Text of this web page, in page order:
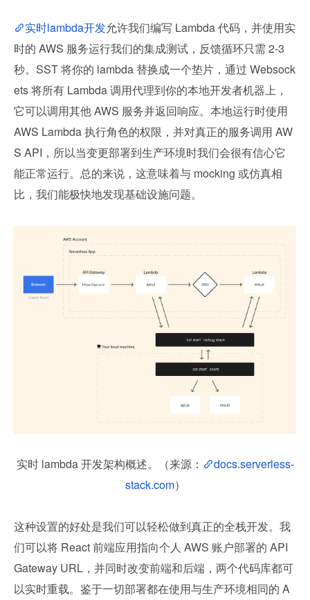
实时lambda开发允许我们编写 Lambda 代码，并使用实
时的 AWS 服务运行我们的集成测试，反馈循环只需 2-3
秒。SST 将你的 lambda 替换成一个垫片，通过 Websock
ets 将所有 Lambda 调用代理到你的本地开发者机器上，
它可以调用其他 AWS 服务并返回响应。本地运行时使用
AWS Lambda 执行角色的权限，并对真正的服务调用 AW
S API，所以当变更部署到生产环境时我们会很有信心它
能正常运行。总的来说，这意味着与 mocking 或仿真相
比，我们能极快地发现基础设施问题。
实时 lambda 开发架构概述。（来源：
docs.serverless-
stack.com）
这种设置的好处是我们可以轻松做到真正的全栈开发。我
们可以将 React 前端应用指向个人 AWS 账户部署的 API
Gateway URL，并同时改变前端和后端，两个代码库都可
以实时重载。鉴于一切部署都在使用与生产环境相同的 A